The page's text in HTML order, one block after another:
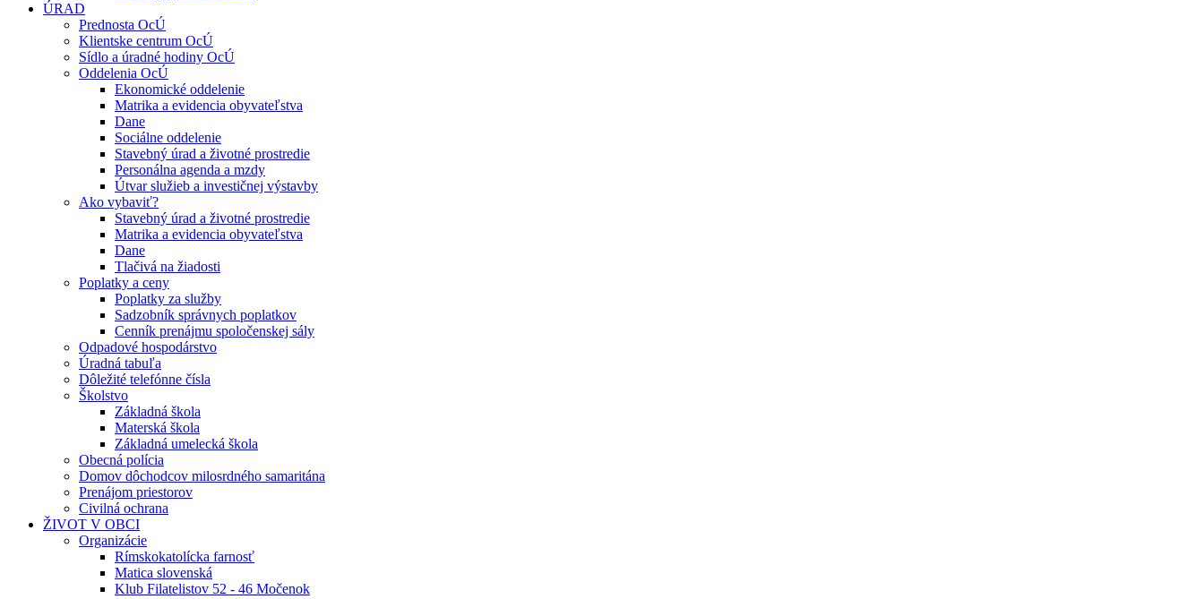
ÚRAD
Prednosta OcÚ
Klientske centrum OcÚ
Sídlo a úradné hodiny OcÚ
Oddelenia OcÚ
Ekonomické oddelenie
Matrika a evidencia obyvateľstva
Dane
Sociálne oddelenie
Stavebný úrad a životné prostredie
Personálna agenda a mzdy
Útvar služieb a investičnej výstavby
Ako vybaviť?
Stavebný úrad a životné prostredie
Matrika a evidencia obyvateľstva
Dane
Tlačivá na žiadosti
Poplatky a ceny
Poplatky za služby
Sadzobník správnych poplatkov
Cenník prenájmu spoločenskej sály
Odpadové hospodárstvo
Úradná tabuľa
Dôležité telefónne čísla
Školstvo
Základná škola
Materská škola
Základná umelecká škola
Obecná polícia
Domov dôchodcov milosrdného samaritána
Prenájom priestorov
Civilná ochrana
ŽIVOT V OBCI
Organizácie
Rímskokatolícka farnosť
Matica slovenská
Klub Filatelistov 52 - 46 Močenok